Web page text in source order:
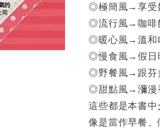
◎極簡風→享受
◎流行風→咖啡
◎暖心風→溫和
◎慢食風→假日
◎野餐風→跟芬
◎甜點風→瀰漫
這些都是本書中
像是當作早餐、